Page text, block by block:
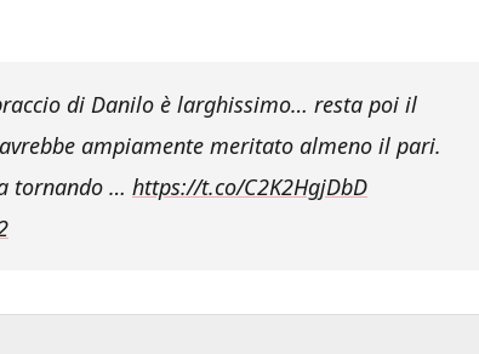
ampiamente meritato almeno il pari.
tornando …https://t.co/C2K2HgjDbD
video, magazine, informazioni utili e approfondimenti 24